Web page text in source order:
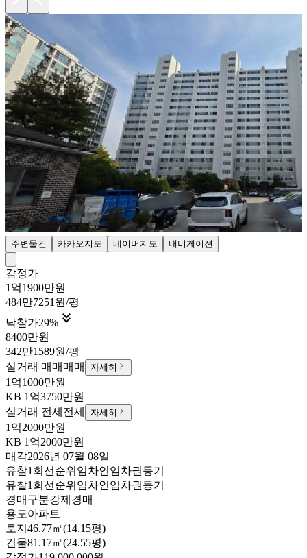
주변물건 카카오지도 네이버지도 내비게이션
감정가
1억1900만원
484만7251원/평
낙찰가29% 
8400만원
342만1589원/평
실거래 매매 매매 자세히
1억1000만원
KB 1억3750만원
실거래 전세 전세 자세히
1억2000만원
KB 1억2000만원
매각2026년 07월 08일
유찰1회 선순위임차인임차권등기
유찰1회 선순위임차인임차권등기
경매구분강제경매
용도아파트
토지 46.77㎡(14.15평)
건물81.17㎡(24.55평)